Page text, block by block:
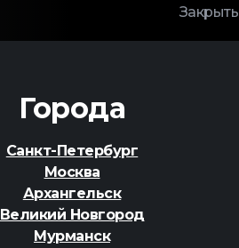
Закрыть
Города
Санкт-Петербург
Москва
Архангельск
Великий Новгород
Мурманск
Пн
10
Вт
11
Ср